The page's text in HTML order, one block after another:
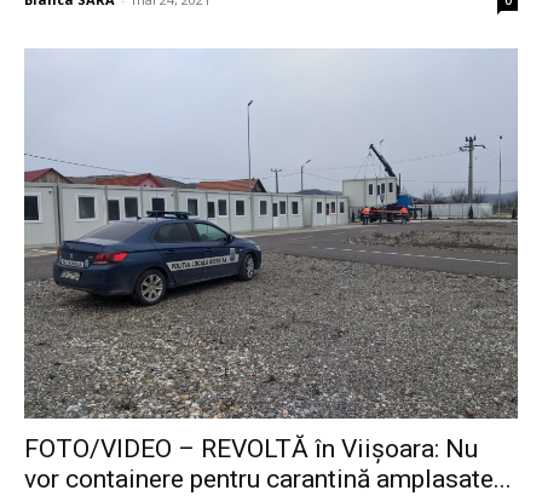
FOTO/VIDEO – REVOLTĂ în Viișoara: Nu
vor containere pentru carantină amplasate...